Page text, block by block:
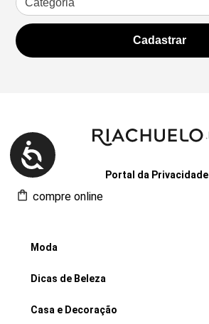
Portal da Privacidade
compre online
Moda
Dicas de Beleza
Casa e Decoração